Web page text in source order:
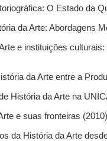
O Estado da
da Arte: Abordagens
e instituições culturais:
da Arte entre a
História da Arte na
e suas fronteiras (2010)
da História da Arte